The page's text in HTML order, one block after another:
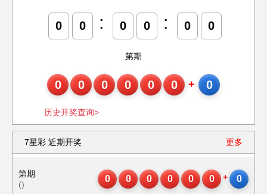
0 0 : 0 0 : 0 0
第期
0 0 0 0 0 0 + 0
历史开奖查询>
7星彩 近期开奖 更多
第期
()
0 0 0 0 0 0 + 0